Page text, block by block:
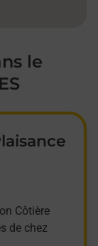
le
Côtière
de chez